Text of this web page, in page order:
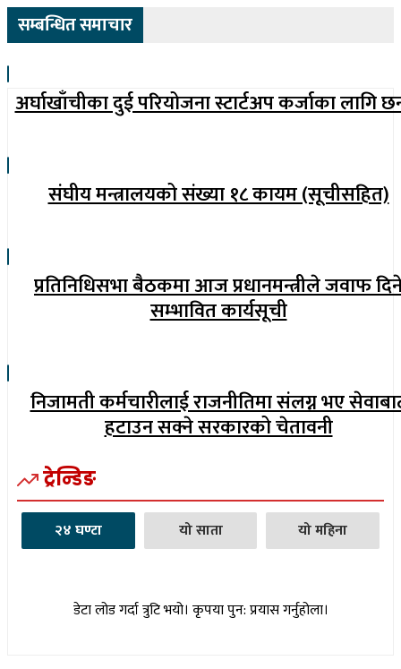
सम्बन्धित समाचार
अर्घाखाँचीका दुई परियोजना स्टार्टअप कर्जाका लागि
संघीय मन्त्रालयको संख्या १८ कायम (सूचीसहित)
प्रतिनिधिसभा बैठकमा आज प्रधानमन्त्रीले जवाफ
सम्भावित कार्यसूची
निजामती कर्मचारीलाई राजनीतिमा संलग्न भए
हटाउन सक्ने सरकारको चेतावनी
ट्रेन्डिङ
२४ घण्टा यो साता यो महिना
डेटा लोड गर्दा त्रुटि भयो। कृपया पुन: प्रयास गर्नुहोला।